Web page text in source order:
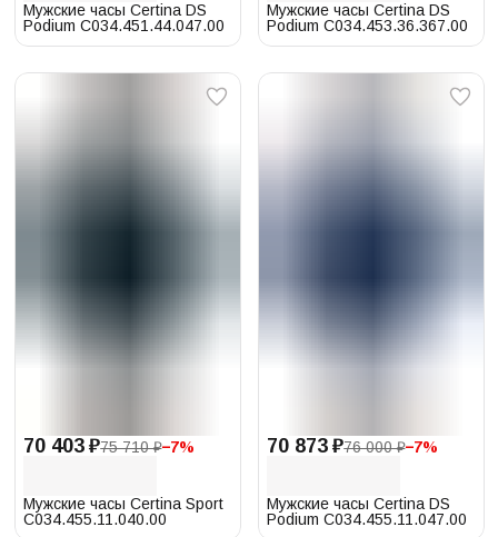
Мужские часы Certina DS
Podium C034.451.44.047.00
Мужские часы Certina DS
Podium C034.453.36.367.00
70 403 ₽75 710 ₽−7%
Мужские часы Certina Sport
C034.455.11.040.00
70 873 ₽76 000 ₽−7%
Мужские часы Certina DS
Podium C034.455.11.047.00